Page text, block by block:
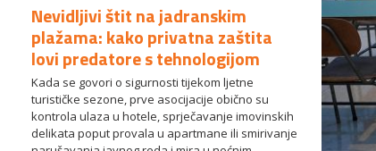
Nevidljivi štit na jadranskim
plažama: kako privatna zaštita
lovi predatore s tehnologijom
Kada se govori o sigurnosti tijekom ljetne
turističke sezone, prve asocijacije obično su
kontrola ulaza u hotele, sprječavanje imovinskih
delikata poput provala u apartmane ili smirivanje